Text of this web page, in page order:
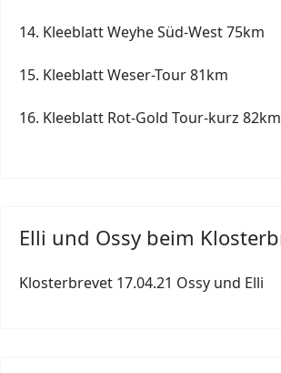
14. Kleeblatt Weyhe Süd-West 75km
15. Kleeblatt Weser-Tour 81km
16. Kleeblatt Rot-Gold Tour-kurz 82km
Elli und Ossy beim
Klosterbrevet 17.04.21 Ossy und Elli